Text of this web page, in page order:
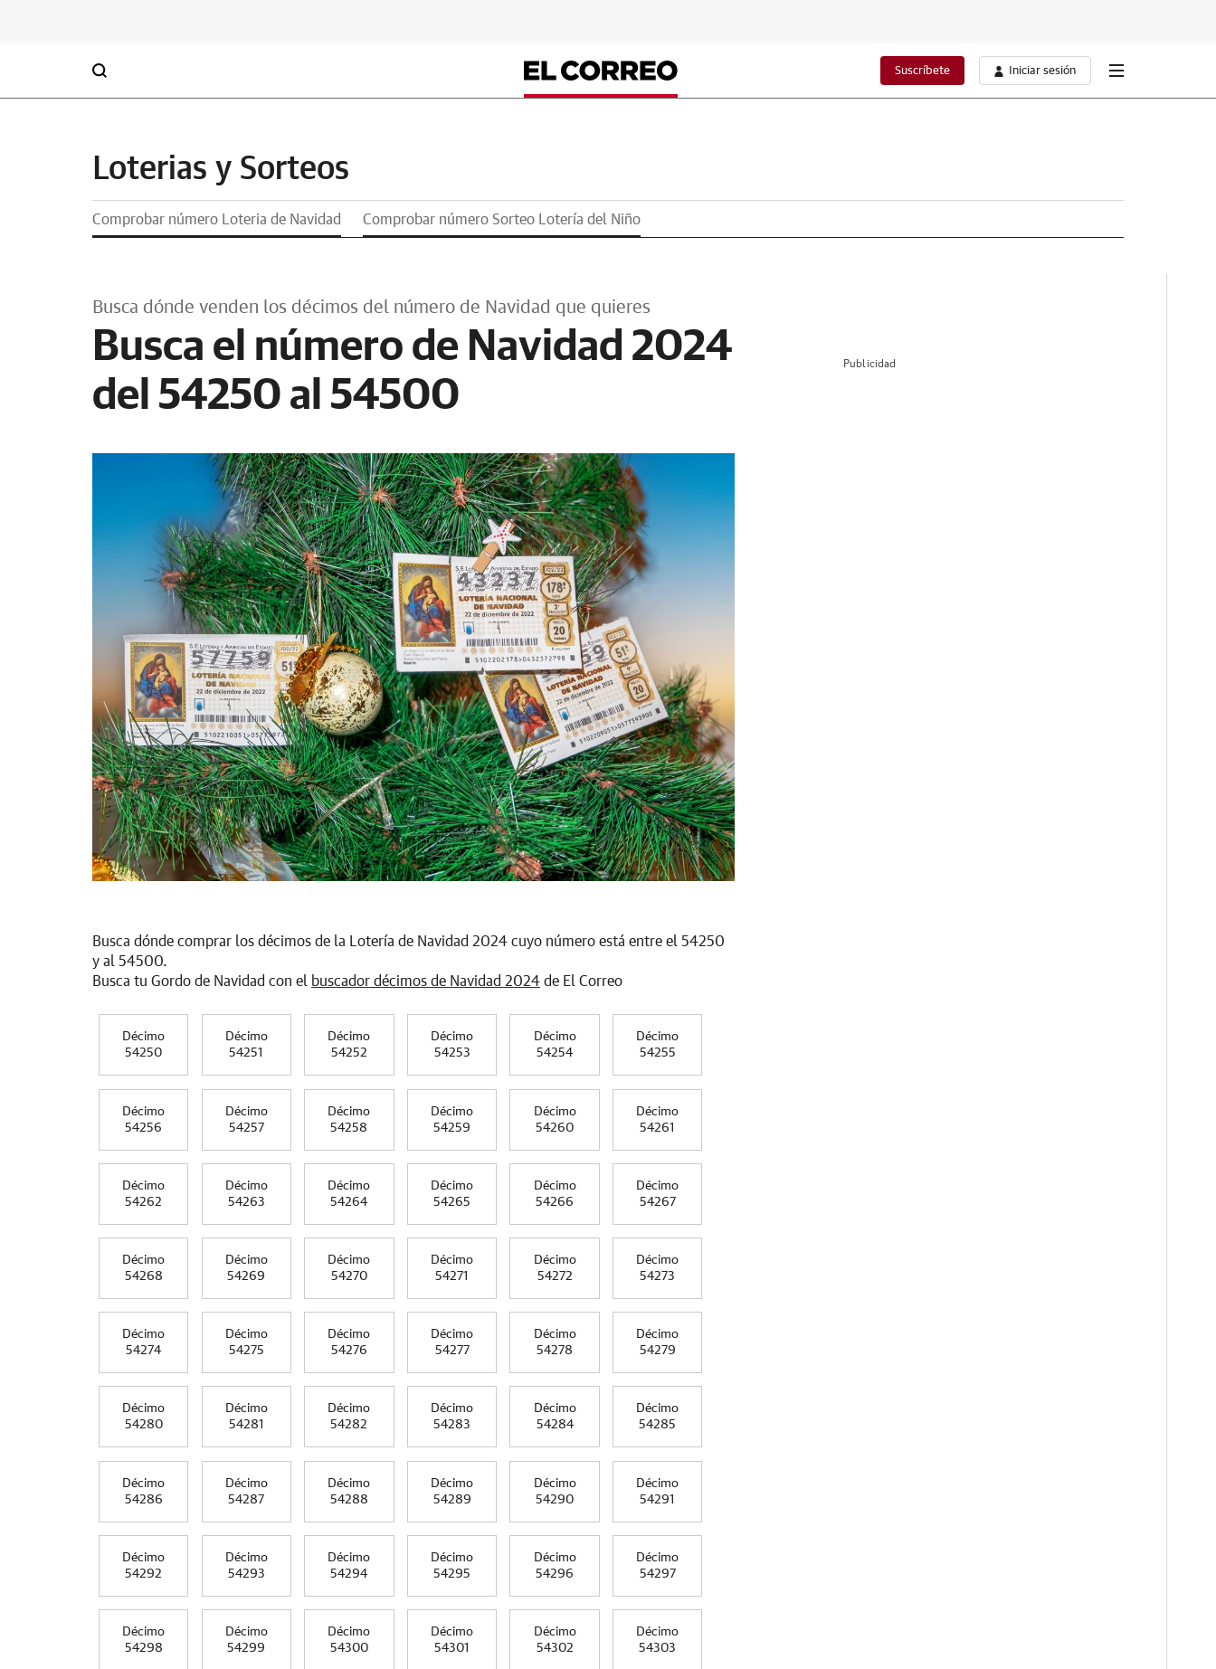
Suscríbete Iniciar sesión
Loterias y Sorteos
Comprobar número Loteria de Navidad Comprobar número Sorteo Lotería del Niño
Busca dónde venden los décimos del número de Navidad que quieres
Busca el número de Navidad 2024
del 54250 al 54500
Busca dónde comprar los décimos de la Lotería de Navidad 2024 cuyo número está entre el 54250
y al 54500.
Busca tu Gordo de Navidad con el buscador décimos de Navidad 2024 de El Correo
Décimo
54250
Décimo
54251
Décimo
54252
Décimo
54253
Décimo
54254
Décimo
54255
Décimo
54256
Décimo
54257
Décimo
54258
Décimo
54259
Décimo
54260
Décimo
54261
Décimo
54262
Décimo
54263
Décimo
54264
Décimo
54265
Décimo
54266
Décimo
54267
Décimo
54268
Décimo
54269
Décimo
54270
Décimo
54271
Décimo
54272
Décimo
54273
Décimo
54274
Décimo
54275
Décimo
54276
Décimo
54277
Décimo
54278
Décimo
54279
Décimo
54280
Décimo
54281
Décimo
54282
Décimo
54283
Décimo
54284
Décimo
54285
Décimo
54286
Décimo
54287
Décimo
54288
Décimo
54289
Décimo
54290
Décimo
54291
Décimo
54292
Décimo
54293
Décimo
54294
Décimo
54295
Décimo
54296
Décimo
54297
Décimo
54298
Décimo
54299
Décimo
54300
Décimo
54301
Décimo
54302
Décimo
54303
Publicidad